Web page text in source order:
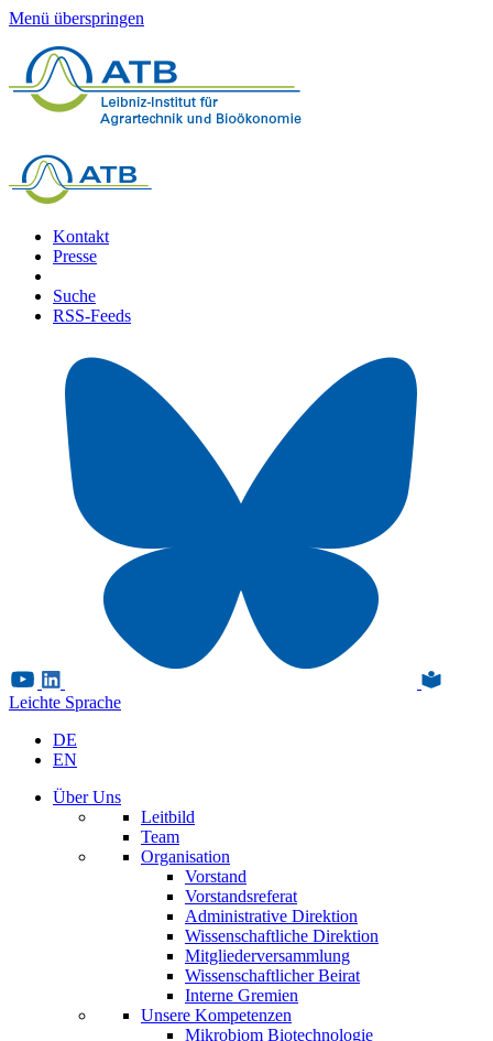
Menü überspringen
Kontakt
Presse
Suche
RSS-Feeds
Leichte Sprache
DE
EN
Über Uns
Leitbild
Team
Organisation
Vorstand
Vorstandsreferat
Administrative Direktion
Wissenschaftliche Direktion
Mitgliederversammlung
Wissenschaftlicher Beirat
Interne Gremien
Unsere Kompetenzen
Mikrobiom Biotechnologie